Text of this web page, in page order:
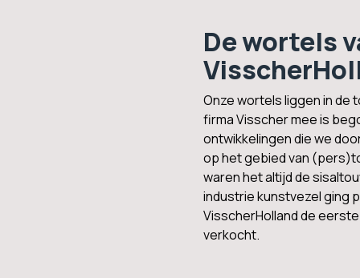
De wortels
Onze wortels liggen in de
firma Visscher mee is
ontwikkelingen die we
op het gebied van
waren het altijd de
industrie kunstvezel ging
VisscherHolland de
verkocht.